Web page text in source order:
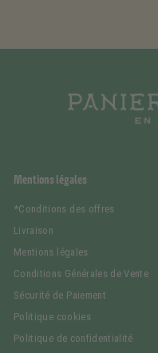
Mentions légales
*Conditions des offres
Livraison
Mentions légales
Conditions Générales de Vente
Sécurité de Paiement
Politique cookies
Politique de confidentialité